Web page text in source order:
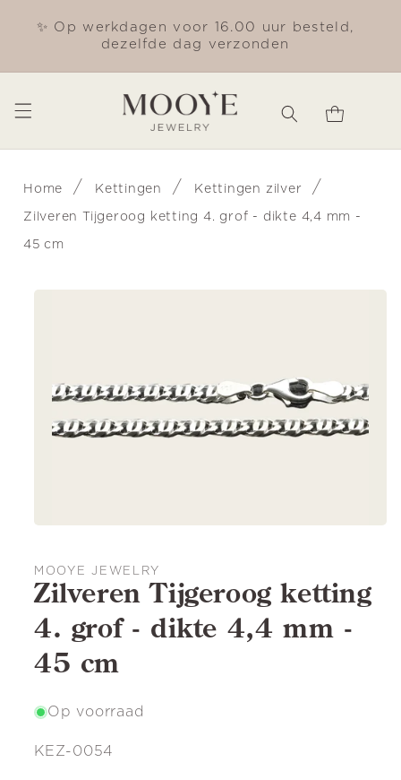
naar de
✨ Op werkdagen voor 16.00 uur besteld,
dezelfde dag verzonden
Winkelwagen
Home / Kettingen / Kettingen zilver /
Zilveren Tijgeroog ketting 4. grof - dikte 4,4 mm -
45 cm
MOOYE JEWELRY
Zilveren Tijgeroog ketting
4. grof - dikte 4,4 mm -
45 cm
Op voorraad
SKU:
KEZ-0054